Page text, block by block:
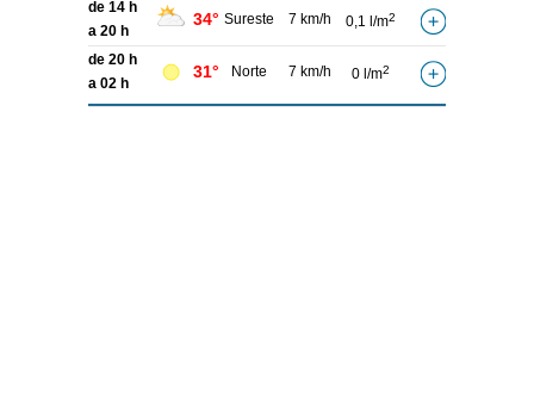
de 14 h
a 20 h
34° Sureste 7 km/h 0,1 l/m2
de 20 h
a 02 h
31° Norte 7 km/h 0 l/m2